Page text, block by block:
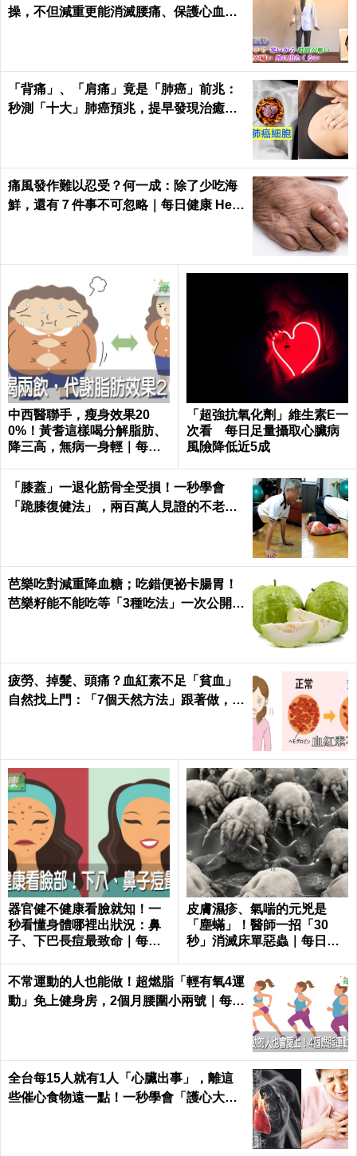
操，不但減重更能消滅腰痛、保護心血管
「背痛」、「肩痛」竟是「肺癌」前兆：
秒測「十大」肺癌預兆，提早發現治癒率
痛風發作難以忍受？何一成：除了少吃海
鮮，還有７件事不可忽略｜每日健康 Heal
中西醫聯手，瘦身效果20
0%！黃耆這樣喝分解脂肪、
降三高，無病一身輕｜每日
「超強抗氧化劑」維生素E一
次看 每日足量攝取心臟病
風險降低近5成
「膝蓋」一退化筋骨全受損！一秒學會
「跪膝復健法」，兩百萬人見證的不老伸
芭樂吃對減重降血糖；吃錯便祕卡腸胃！
芭樂籽能不能吃等「3種吃法」一次公開｜
疲勞、掉髮、頭痛？血紅素不足「貧血」
自然找上門：「7個天然方法」跟著做，杜
器官健不健康看臉就知！一
秒看懂身體哪裡出狀況：鼻
子、下巴長痘最致命｜每日
皮膚濕疹、氣喘的元兇是
「塵蟎」！醫師一招「30
秒」消滅床單惡蟲｜每日健
不常運動的人也能做！超燃脂「輕有氧4運
動」免上健身房，2個月腰圍小兩號｜每日
全台每15人就有1人「心臟出事」，離這
些催心食物遠一點！一秒學會「護心大